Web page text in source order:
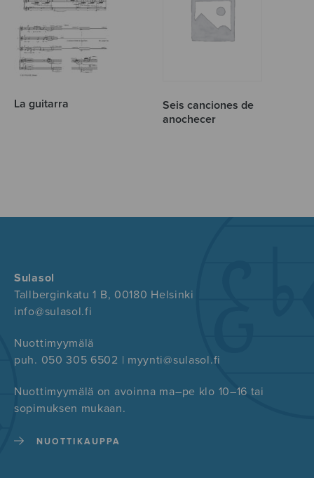
La guitarra
Seis canciones de
anochecer
Sulasol
Tallberginkatu 1 B, 00180 Helsinki
info@sulasol.fi
Nuottimyymälä
puh. 050 305 6502 | myynti@sulasol.fi
Nuottimyymälä on avoinna ma–pe klo 10–16 tai
sopimuksen mukaan.
NUOTTIKAUPPA